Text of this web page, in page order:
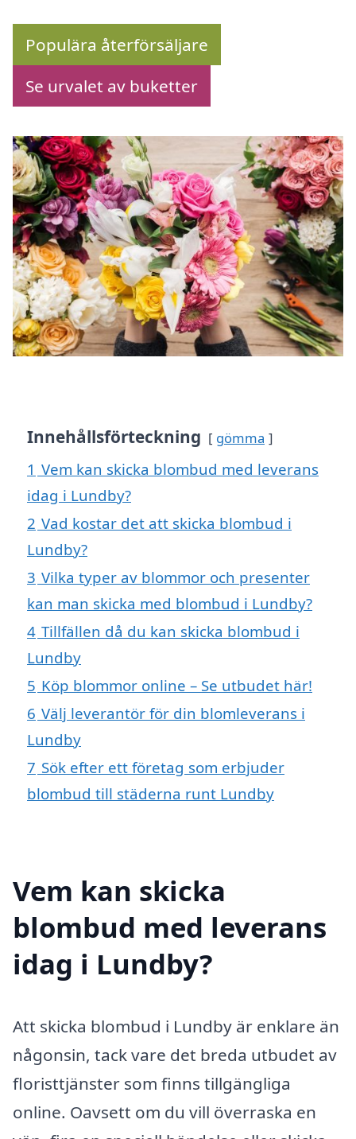
Populära återförsäljare
Se urvalet av buketter
Innehållsförteckning gömma
1 Vem kan skicka blombud med leverans
idag i Lundby?
2 Vad kostar det att skicka blombud i
Lundby?
3 Vilka typer av blommor och presenter
kan man skicka med blombud i Lundby?
4 Tillfällen då du kan skicka blombud i
Lundby
5 Köp blommor online – Se utbudet här!
6 Välj leverantör för din blomleverans i
Lundby
7 Sök efter ett företag som erbjuder
blombud till städerna runt Lundby
Vem kan skicka
blombud med leverans
idag i Lundby?
Att skicka blombud i Lundby är enklare än
någonsin, tack vare det breda utbudet av
floristtjänster som finns tillgängliga
online. Oavsett om du vill överraska en